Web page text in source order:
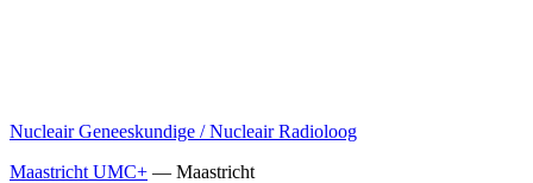
Nucleair Geneeskundige / Nucleair Radioloog
Maastricht UMC+ — Maastricht